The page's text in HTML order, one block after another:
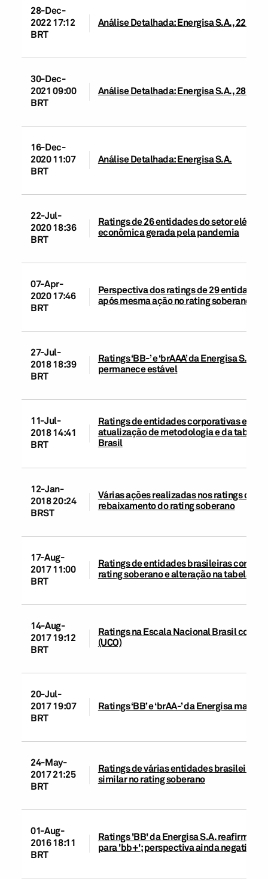
28-Dec-
2022 17:12
BRT
Análise Detalhada: Energisa S.A., 22 de
30-Dec-
2021 09:00
BRT
Análise Detalhada: Energisa S.A., 28 de
16-Dec-
2020 11:07
BRT
Análise Detalhada: Energisa S.A.
22-Jul-
2020 18:36
BRT
Ratings de 26 entidades do setor
econômica gerada pela pandemia
07-Apr-
2020 17:46
BRT
Perspectiva dos ratings de 29
após mesma ação no rating soberano
27-Jul-
2018 18:39
BRT
Ratings ‘BB-’ e ‘brAAA’ da Energisa
permanece estável
11-Jul-
2018 14:41
BRT
Ratings de entidades corporativas e de
atualização de metodologia e da tabela
Brasil
12-Jan-
2018 20:24
BRST
Várias ações realizadas nos ratings das
rebaixamento do rating soberano
17-Aug-
2017 11:00
BRT
Ratings de entidades brasileiras
rating soberano e alteração na tabela
14-Aug-
2017 19:12
BRT
Ratings na Escala Nacional Brasil
(UCO)
20-Jul-
2017 19:07
BRT
Ratings ‘BB’ e ‘brAA-’ da Energisa
24-May-
2017 21:25
BRT
Ratings de várias entidades brasileiras
similar no rating soberano
01-Aug-
2016 18:11
BRT
Ratings 'BB' da Energisa S.A.
para 'bb+'; perspectiva ainda negativa